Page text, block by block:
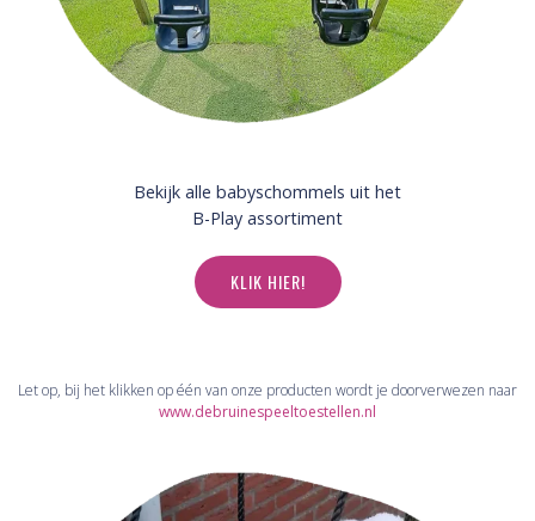
Bekijk alle babyschommels uit het
B-Play assortiment
KLIK HIER!
Let op, bij het klikken op één van onze producten wordt je doorverwezen naar
www.debruinespeeltoestellen.nl